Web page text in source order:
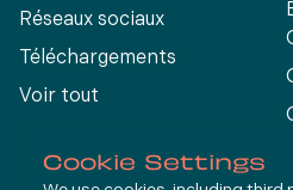
Réseaux sociaux
Téléchargements
Voir tout
Cookie Settings